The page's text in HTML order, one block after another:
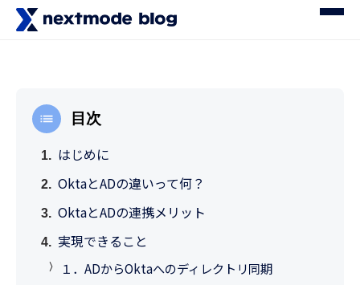
目次
はじめに
OktaとADの違いって何？
OktaとADの連携メリット
実現できること
１．ADからOktaへのディレクトリ同期